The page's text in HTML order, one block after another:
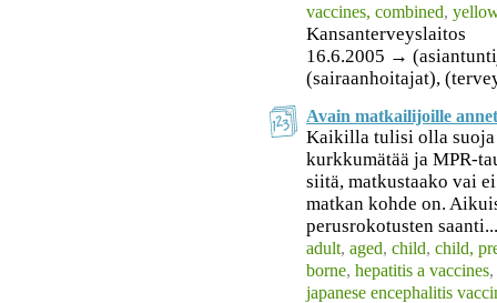
vaccines, combined,
Kansanterveyslaitos
16.6.2005 →
(sairaanhoitajat),
Avain matkailijoille
Kaikilla tulisi olla
kurkkumätää ja MPR-
siitä, matkustaako vai
matkan kohde on.
perusrokotusten saanti...
adult, aged, child, child,
borne, hepatitis a vaccines,
japanese encephalitis